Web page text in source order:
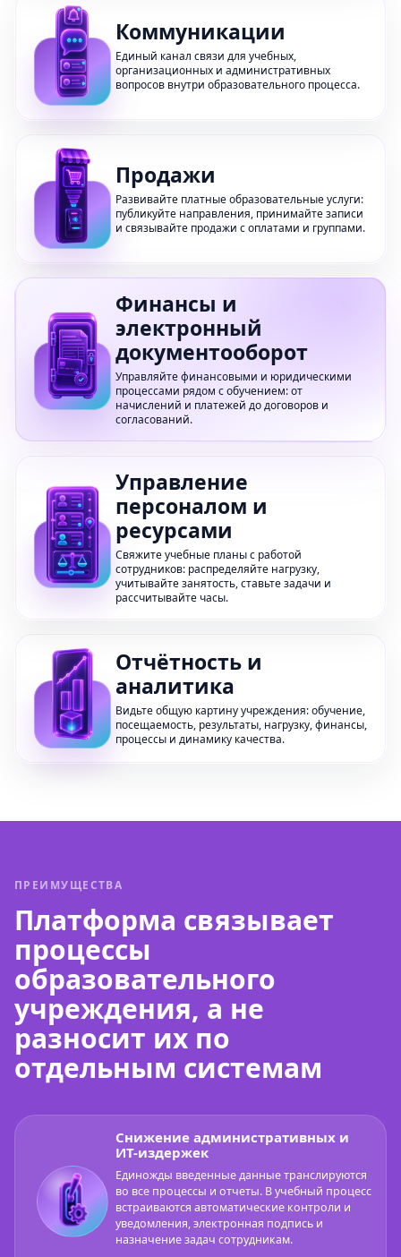
Коммуникации
Единый канал связи для учебных,
организационных и административных
вопросов внутри образовательного процесса.
Продажи
Развивайте платные образовательные услуги:
публикуйте направления, принимайте записи
и связывайте продажи с оплатами и группами.
Финансы и
электронный
документооборот
Управляйте финансовыми и юридическими
процессами рядом с обучением: от
начислений и платежей до договоров и
согласований.
Управление
персоналом и
ресурсами
Свяжите учебные планы с работой
сотрудников: распределяйте нагрузку,
учитывайте занятость, ставьте задачи и
рассчитывайте часы.
Отчётность и
аналитика
Видьте общую картину учреждения: обучение,
посещаемость, результаты, нагрузку, финансы,
процессы и динамику качества.
ПРЕИМУЩЕСТВА
Платформа связывает
процессы
образовательного
учреждения, а не
разносит их по
отдельным системам
Снижение административных и
ИТ-издержек
Единожды введенные данные транслируются
во все процессы и отчеты. В учебный процесс
встраиваются автоматические контроли и
уведомления, электронная подпись и
назначение задач сотрудникам.